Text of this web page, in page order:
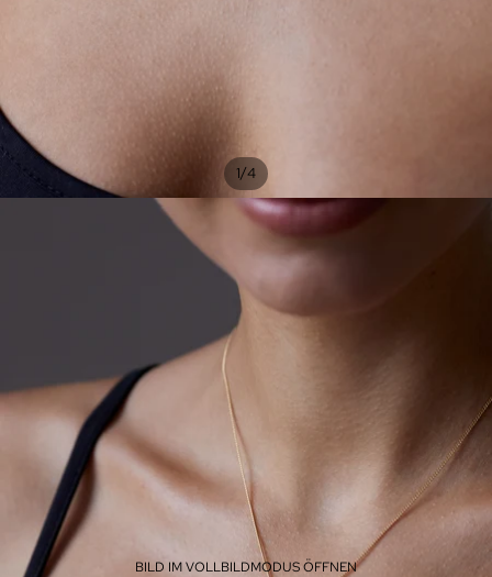
1/4
BILD IM VOLLBILDMODUS ÖFFNEN